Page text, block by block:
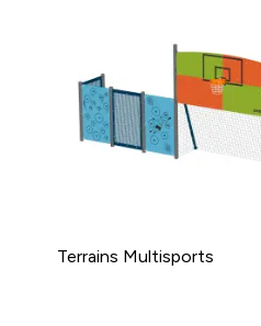
Terrains Multisports